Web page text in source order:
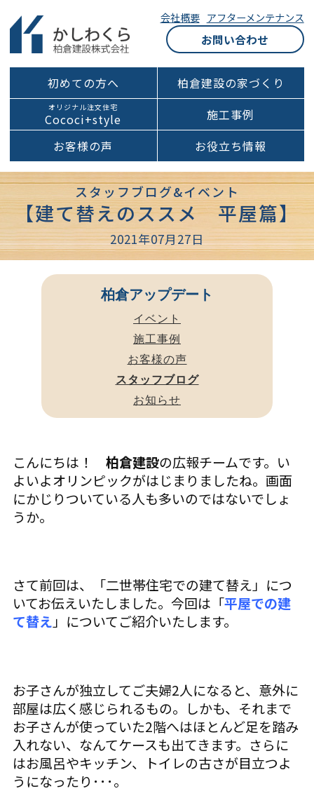
会社概要 アフターメンテナンス
お問い合わせ
初めての方へ 柏倉建設の家づくり
オリジナル注文住宅
Cococi+style
施工事例
お客様の声
お役立ち情報
スタッフブログ&イベント
【建て替えのススメ 平屋篇】
2021年07月27日
こんにちは！ 柏倉建設の広報チームです。い
よいよオリンピックがはじまりましたね。画面
にかじりついている人も多いのではないでしょ
うか。
さて前回は、「二世帯住宅での建て替え」につ
いてお伝えいたしました。今回は「平屋での建
て替え 」についてご紹介いたします。
お子さんが独立してご夫婦2人になると、意外に
部屋は広く感じられるもの。しかも、それまで
お子さんが使っていた2階へはほとんど足を踏み
入れない、なんてケースも出てきます。さらに
はお風呂やキッチン、トイレの古さが目立つよ
うになったり･･･。
柏倉アップデート
イベント
施工事例
お客様の声
スタッフブログ
お知らせ